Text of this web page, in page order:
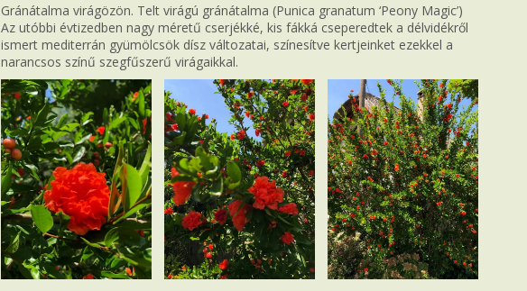
Gránátalma virágözön. Telt virágú gránátalma (Punica granatum ‘Peony Magic’)
Az utóbbi évtizedben nagy méretű cserjékké, kis fákká cseperedtek a délvidékről
ismert mediterrán gyümölcsök dísz változatai, színesítve kertjeinket ezekkel a
narancsos színű szegfűszerű virágaikkal.